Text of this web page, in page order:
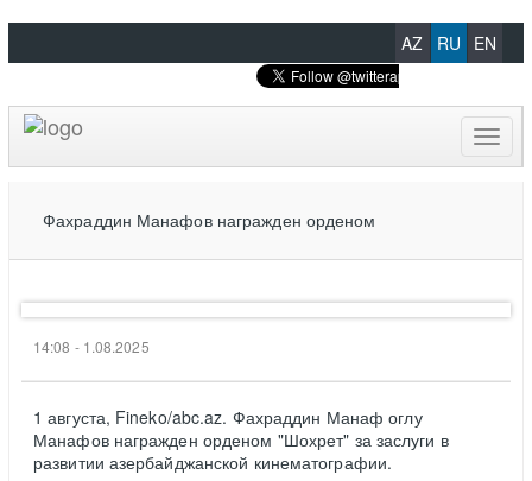
AZ RU EN
Фахраддин Манафов награжден орденом
14:08 - 1.08.2025
1 августа, Fineko/abc.az. Фахраддин Манаф оглу
Манафов награжден орденом "Шохрет" за заслуги в
развитии азербайджанской кинематографии.